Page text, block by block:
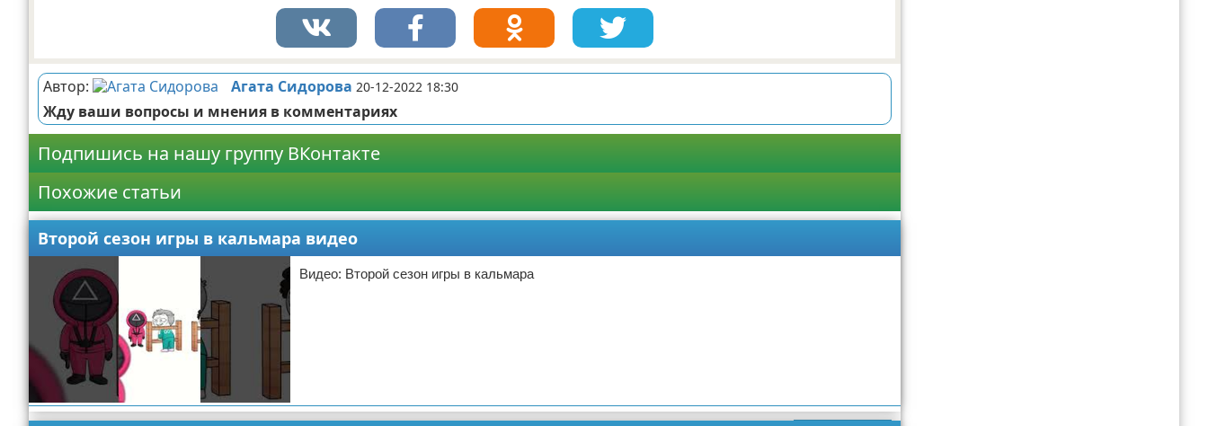
Автор: Агата Сидорова 20-12-2022 18:30
Жду ваши вопросы и мнения в комментариях
Подпишись на нашу группу ВКонтакте
Похожие статьи
Второй сезон игры в кальмара видео
Видео: Второй сезон игры в кальмара